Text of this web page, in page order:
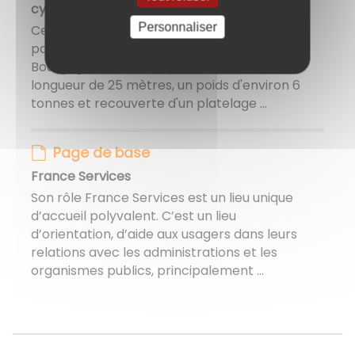
cycles sur le Canal de Bourgogne
Ce 5 juillet 2023 marquait la pose d'une
passerelle piétons - cycles sur le Canal de
Bourgogne de Venarey-Les Laumes. D'une
longueur de 25 mètres, un poids d'environ 6
tonnes et recouverte d'un platelage ...
Page de base
France Services
Son rôle France Services est un lieu unique
d’accueil polyvalent. C’est un lieu
d’orientation, d’aide aux usagers dans leurs
relations avec les administrations et les
organismes publics, principalement ...
Personnaliser